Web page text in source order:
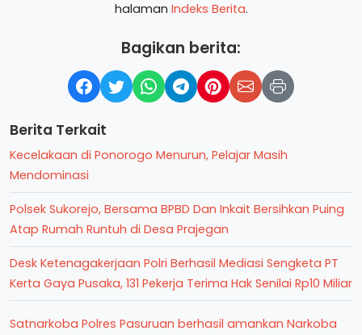
halaman Indeks Berita.
Bagikan berita:
Berita Terkait
Kecelakaan di Ponorogo Menurun, Pelajar Masih
Mendominasi
Polsek Sukorejo, Bersama BPBD Dan Inkait Bersihkan Puing
Atap Rumah Runtuh di Desa Prajegan
Desk Ketenagakerjaan Polri Berhasil Mediasi Sengketa PT
Kerta Gaya Pusaka, 131 Pekerja Terima Hak Senilai Rp10 Miliar
Satnarkoba Polres Pasuruan berhasil amankan Narkoba